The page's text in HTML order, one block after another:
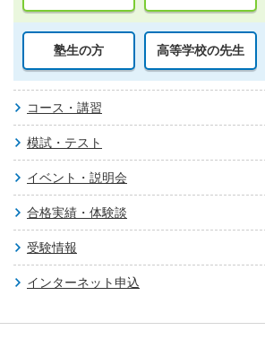
塾生の方 高等学校の先生
コース・講習
模試・テスト
イベント・説明会
合格実績・体験談
受験情報
インターネット申込